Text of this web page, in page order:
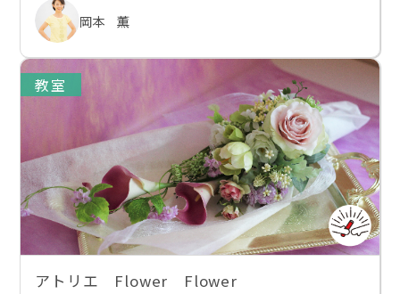
岡本 薫
教室
アトリエ Flower Flower